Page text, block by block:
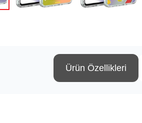
Ürün Özellikleri